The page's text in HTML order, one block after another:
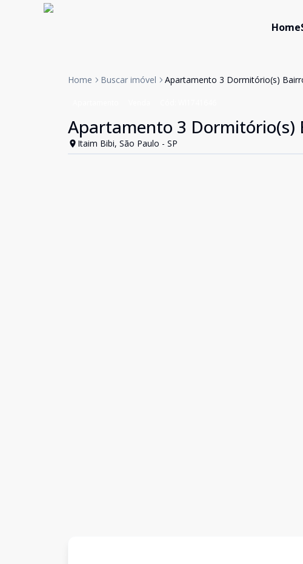
Home
Home Buscar imóvel Apartamento 3 Dormitório(s)
Apartamento 3 Dormitório(s)
Itaim Bibi, São Paulo - SP